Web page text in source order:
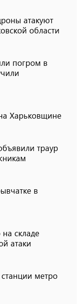
атакуют
области
погром в
Харьковщине
траур
в
складе
атаки
метро